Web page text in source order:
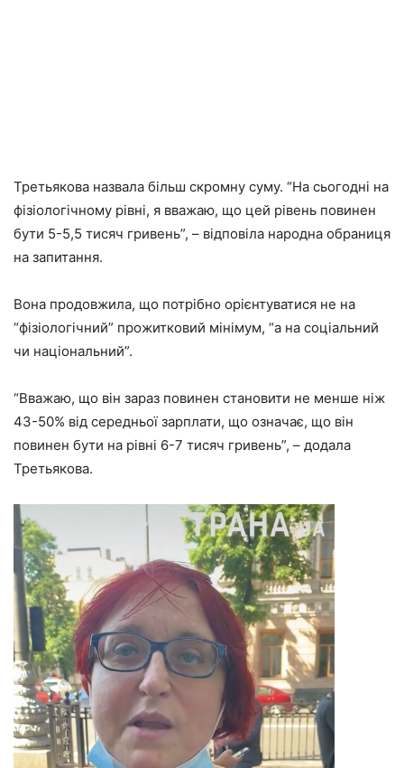
Третьякова назвала більш скромну суму. “На сьогодні на
фізіологічному рівні, я вважаю, що цей рівень повинен
бути 5-5,5 тисяч гривень”, – відповіла народна обраниця
на запитання.
Вона продовжила, що потрібно орієнтуватися не на
“фізіологічний” прожитковий мінімум, “а на соціальний
чи національний”.
“Вважаю, що він зараз повинен становити не менше ніж
43-50% від середньої зарплати, що означає, що він
повинен бути на рівні 6-7 тисяч гривень”, – додала
Третьякова.